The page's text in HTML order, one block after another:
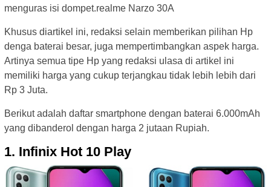
menguras isi dompet.realme Narzo 30A
Khusus diartikel ini, redaksi selain memberikan pilihan Hp
denga baterai besar, juga mempertimbangkan aspek harga.
Artinya semua tipe Hp yang redaksi ulasa di artikel ini
memiliki harga yang cukup terjangkau tidak lebih lebih dari
Rp 3 Juta.
Berikut adalah daftar smartphone dengan baterai 6.000mAh
yang dibanderol dengan harga 2 jutaan Rupiah.
1. Infinix Hot 10 Play